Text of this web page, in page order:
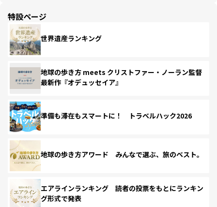
特設ページ
世界遺産ランキング
地球の歩き方 meets クリストファー・ノーラン監督
最新作『オデュッセイア』
準備も滞在もスマートに！ トラベルハック2026
地球の歩き方アワード みんなで選ぶ、旅のベスト。
エアラインランキング 読者の投票をもとにランキン
グ形式で発表